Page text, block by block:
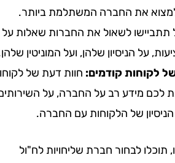
את החברה המשתלמת ביותר.
לשאול את החברות שאלות על
הניסיון שלהן, ועל המוניטין שלהן.
קודמים:חוות דעת של לקוחות
מידע רב על החברה, על השירותים
של הלקוחות עם החברה.
לבחור חברת שליחויות לח"ול